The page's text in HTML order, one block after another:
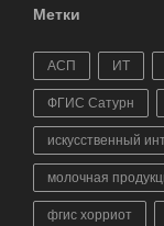
Метки
АСП ИТ
ФГИС Сатурн
искусственный
молочная
фгис хорриот